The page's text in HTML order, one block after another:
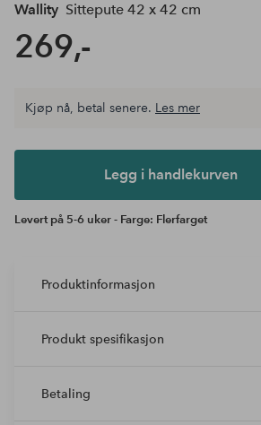
Wallity Sittepute 42 x 42 cm
269,-
Legg i
Kjøp nå, betal senere. Les mer
Legg i handlekurven
Levert på 5-6 uker - Farge: Flerfarget
Produktinformasjon
Produkt spesifikasjon
Betaling